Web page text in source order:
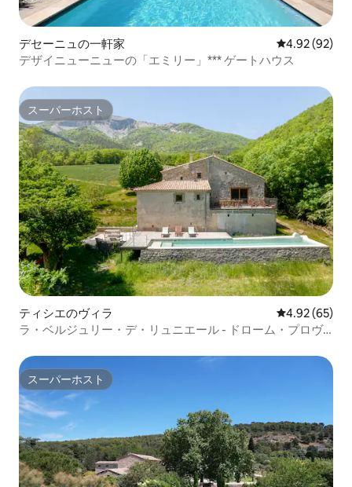
デセーニュの一軒家 レビュー92
4.92 (92)
デザイニューニューの「エミリー」*** ゲートハウス
スーパーホスト
スーパーホスト
ティシエのヴィラ レビュー65
4.92 (65)
ラ・ベルジュリー・デ・リュニエール - ドローム・プロヴ
スーパーホスト
スーパーホスト